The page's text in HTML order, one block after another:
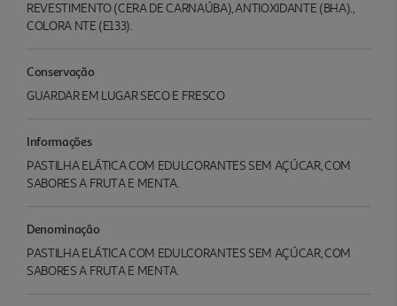
REVESTIMENTO (CERA DE CARNAÚBA), ANTIOXIDANTE (BHA).,
COLORA NTE (E133).
Conservação
GUARDAR EM LUGAR SECO E FRESCO
Informações
PASTILHA ELÁTICA COM EDULCORANTES SEM AÇÚCAR, COM
SABORES A FRUTA E MENTA.
Denominação
PASTILHA ELÁTICA COM EDULCORANTES SEM AÇÚCAR, COM
SABORES A FRUTA E MENTA.